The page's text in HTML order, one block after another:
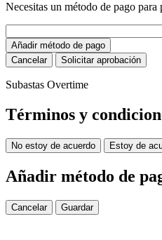
Necesitas un método de pago para
Añadir método de pago
Cancelar
Solicitar aprobación
Subastas Overtime
Términos y
No estoy de acuerdo Estoy de
Añadir método de
Cancelar Guardar